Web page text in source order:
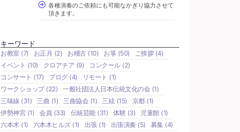
各種演奏のご依頼にも可能なかぎり協力させて
頂きます。
キーワード
お教室 (7) お正月 (2) お稽古(10) お箏(50) ご挨拶(4)
イベント (10) クロアチア (9) コンクール(2)
コンサート (17) ブログ(4) リモート (1)
ワークショップ(22) 一般社団法人日本伝統文化の会 (1)
三味線 (31) 三曲 (1) 三曲協会 (1) 三絃(15) 京都(1)
伊勢神宮(1) 会員 (33) 伝統芸能(31) 体験(3) 児童館(1)
六本木 (1) 六本木ヒルズ(1) 出張(1) 出張演奏 (5) 募集 (4)